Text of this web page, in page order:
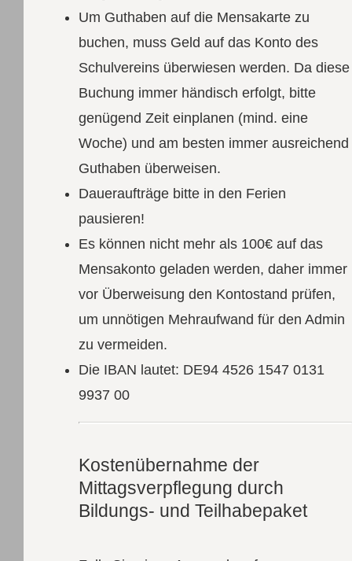
Um Guthaben auf die Mensakarte zu
buchen, muss Geld auf das Konto des
Schulvereins überwiesen werden. Da diese
Buchung immer händisch erfolgt, bitte
genügend Zeit einplanen (mind. eine
Woche) und am besten immer ausreichend
Guthaben überweisen.
Daueraufträge bitte in den Ferien
pausieren!
Es können nicht mehr als 100€ auf das
Mensakonto geladen werden, daher immer
vor Überweisung den Kontostand prüfen,
um unnötigen Mehraufwand für den Admin
zu vermeiden.
Die IBAN lautet: DE94 4526 1547 0131
9937 00
Kostenübernahme der
Mittagsverpflegung durch
Bildungs- und Teilhabepaket